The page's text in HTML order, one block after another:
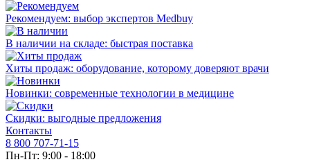
Рекомендуем: выбор экспертов Medbuy
В наличии на складе: быстрая поставка
Хиты продаж: оборудование, которому доверяют врачи
Новинки: современные технологии в медицине
Скидки: выгодные предложения
Контакты
8 800 707-71-15
Пн-Пт: 9:00 - 18:00